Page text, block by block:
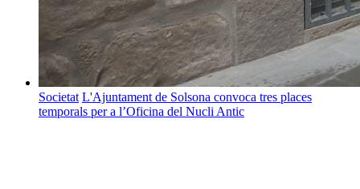
Societat L'Ajuntament de Solsona convoca tres places
temporals per a l’Oficina del Nucli Antic